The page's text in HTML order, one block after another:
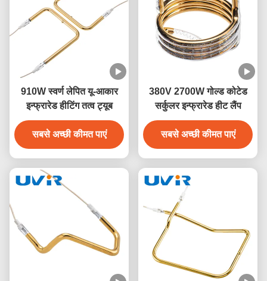
910W स्वर्ण लेपित यू-आकार
इन्फ्रारेड हीटिंग तत्व ट्यूब
सबसे अच्छी कीमत पाएं
380V 2700W गोल्ड कोटेड
सर्कुलर इन्फ्रारेड हीट लैंप
सबसे अच्छी कीमत पाएं